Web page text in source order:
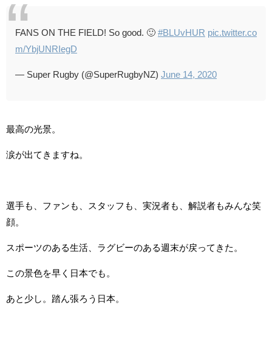
FANS ON THE FIELD! So good. 🙂 #BLUvHUR pic.twitter.co
m/YbjUNRIegD
— Super Rugby (@SuperRugbyNZ) June 14, 2020
最高の光景。
涙が出てきますね。
選手も、ファンも、スタッフも、実況者も、解説者もみんな笑
顔。
スポーツのある生活、ラグビーのある週末が戻ってきた。
この景色を早く日本でも。
あと少し。踏ん張ろう日本。